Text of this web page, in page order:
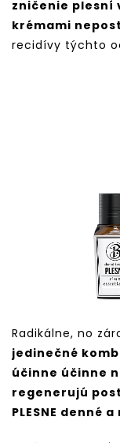
zničenie plesní
krémami
recidívy týchto
Radikálne, no
jedinečné
účinne účinne
regenerujú
PLESNE denné